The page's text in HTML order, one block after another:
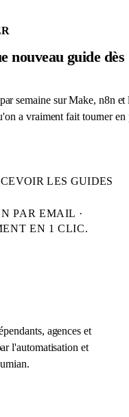
nouveau guide dès
semaine sur Make, n8n et
a vraiment fait tourner en
LES GUIDES
PAR EMAIL ·
EN 1 CLIC.
agences et
l'automatisation et
.